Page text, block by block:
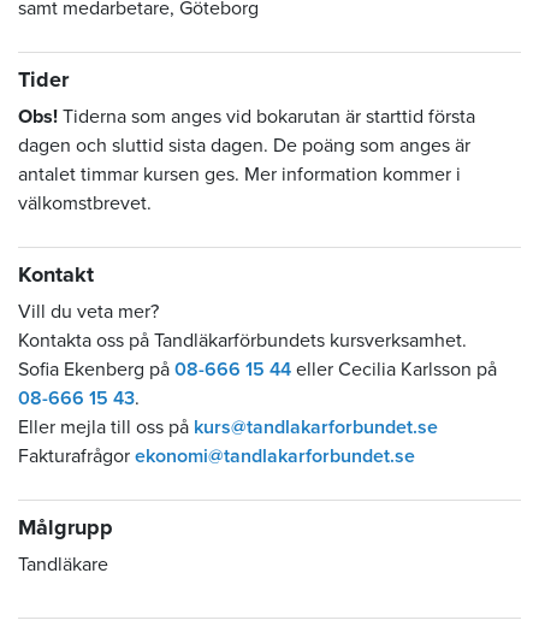
samt medarbetare, Göteborg
Tider
Obs! Tiderna som anges vid bokarutan är starttid första
dagen och sluttid sista dagen. De poäng som anges är
antalet timmar kursen ges. Mer information kommer i
välkomstbrevet.
Kontakt
Vill du veta mer?
Kontakta oss på Tandläkarförbundets kursverksamhet.
Sofia Ekenberg på 08-666 15 44 eller Cecilia Karlsson på
08-666 15 43.
Eller mejla till oss på kurs@tandlakarforbundet.se
Fakturafrågor ekonomi@tandlakarforbundet.se
Målgrupp
Tandläkare